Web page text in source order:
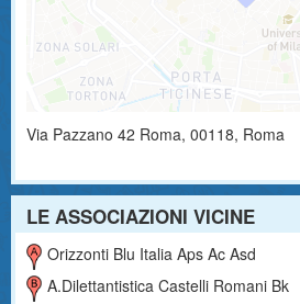
Via Pazzano 42 Roma, 00118, Roma
LE ASSOCIAZIONI VICINE
Orizzonti Blu Italia Aps Ac Asd
A.dilettantistica Castelli Romani Bk